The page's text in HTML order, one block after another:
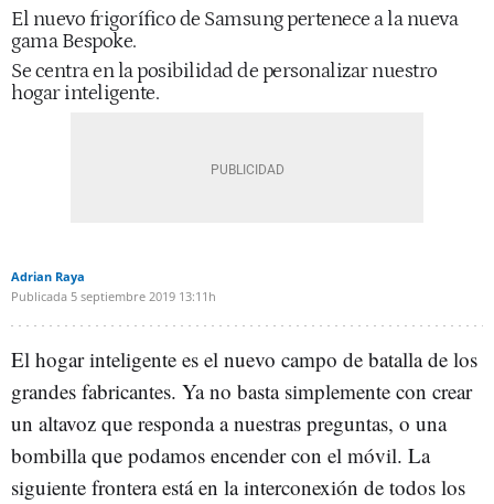
El nuevo frigorífico de Samsung pertenece a la nueva
gama Bespoke.
Se centra en la posibilidad de personalizar nuestro
hogar inteligente.
Adrian Raya
Publicada 5 septiembre 2019 13:11h
El hogar inteligente es el nuevo campo de batalla de los
grandes fabricantes. Ya no basta simplemente con crear
un altavoz que responda a nuestras preguntas, o una
bombilla que podamos encender con el móvil. La
siguiente frontera está en la interconexión de todos los